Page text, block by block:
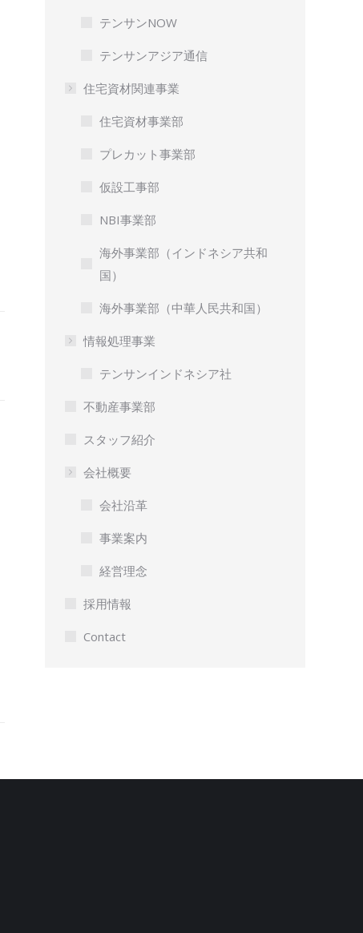
テンサンNOW
テンサンアジア通信
住宅資材関連事業
住宅資材事業部
プレカット事業部
仮設工事部
NBI事業部
海外事業部（インドネシア共和
国）
海外事業部（中華人民共和国）
情報処理事業
テンサンインドネシア社
不動産事業部
スタッフ紹介
会社概要
会社沿革
事業案内
経営理念
採用情報
Contact